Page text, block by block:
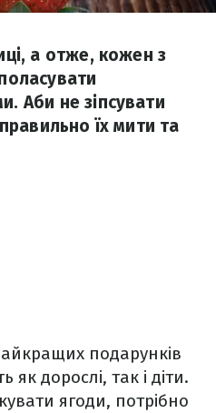
а отже, кожен з
Аби не зіпсувати
їх мити та
подарунків
дорослі, так і діти.
ягоди, потрібно